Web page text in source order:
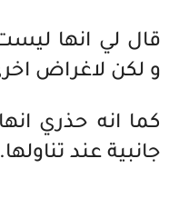
قال لي انها
و لكن لاغراض
كما انه حذري
جانبية عند تناولها.